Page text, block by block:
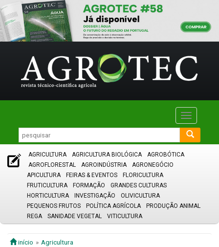
Toggle
AGRICULTURA AGRICULTURA BIOLÓGICA
AGROBÓTICA
AGROFLORESTAL
AGROINDÚSTRIA
AGRONEGÓCIO
APICULTURA
FEIRAS & EVENTOS
FLORICULTURA
FRUTICULTURA
FORMAÇÃO
GRANDES CULTURAS
HORTICULTURA
INVESTIGAÇÃO
OLIVICULTURA
PEQUENOS FRUTOS
POLÍTICA AGRÍCOLA
PRODUÇÃO ANIMAL
REGA
SANIDADE VEGETAL VITICULTURA
início
Agricultura